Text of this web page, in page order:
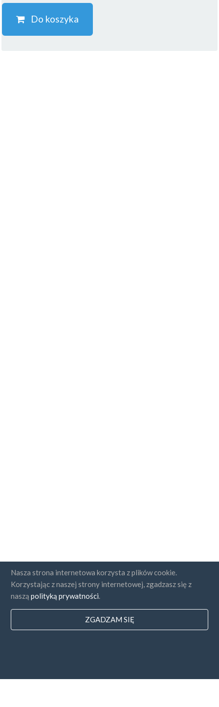
Do koszyka
Nasza strona internetowa korzysta z plików cookie.
Korzystając z naszej strony internetowej, zgadzasz się z
nasząpolityką prywatności
ZGADZAM SIĘ